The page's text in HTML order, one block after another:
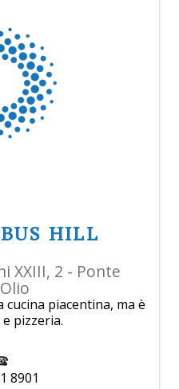
HILL
XXIII, 2 - Ponte
piacentina, ma è
pizzeria.
8901